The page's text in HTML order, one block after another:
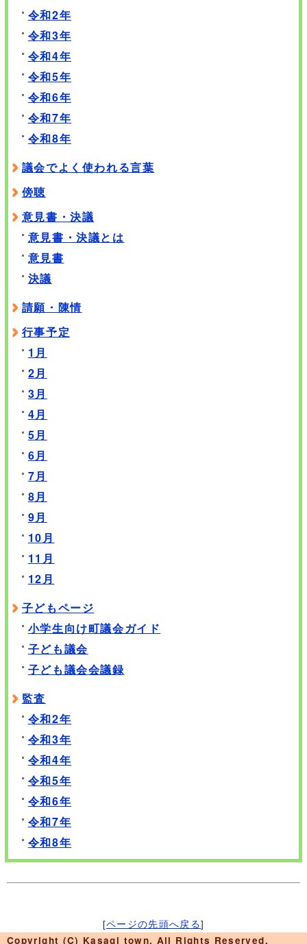
令和2年
令和3年
令和4年
令和5年
令和6年
令和7年
令和8年
議会でよく使われる言葉
傍聴
意見書・決議
意見書・決議とは
意見書
決議
請願・陳情
行事予定
1月
2月
3月
4月
5月
6月
7月
8月
9月
10月
11月
12月
子どもページ
小学生向け町議会ガイド
子ども議会
子ども議会会議録
監査
令和2年
令和3年
令和4年
令和5年
令和6年
令和7年
令和8年
[ページの先頭へ戻る]
Copyright (C) Kasagi town. All Rights Reserved.